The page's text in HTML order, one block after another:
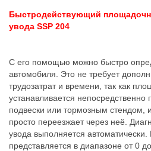
Быстродействующий
увода SSP 204
С его помощью можно быстро
автомобиля. Это не требует
трудозатрат и времени, так как
устанавливается непосредственно
подвески или тормозным стендом,
просто переезжает через неё.
увода выполняется автоматически.
представляется в диапазоне от 0